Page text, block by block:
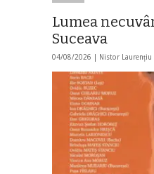
Lumea
Suceava
04/08/2026 | Nistor Laurențiu